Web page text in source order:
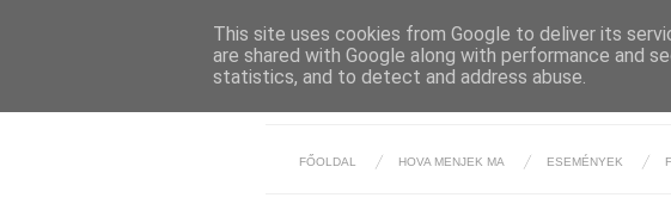
FŐOLDAL HOVA MENJEK MA ESEMÉNYEK
This site uses cookies from Google to deliver its
are shared with Google along with performance and
statistics, and to detect and address abuse.